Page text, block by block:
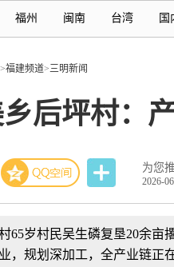
福州 闽南 台湾 国
>福建频道>三明新闻
后坪村：
为您
2026-
65岁村民吴生磷复垦20余亩
，规划深加工，全产业链正